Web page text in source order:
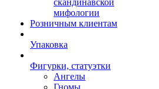
скандинавской
мифологии
Розничным клиентам
Упаковка
Фигурки, статуэтки
Ангелы
Гномы